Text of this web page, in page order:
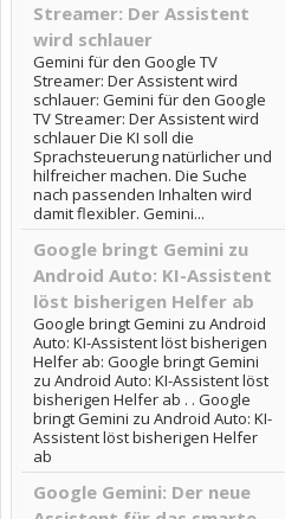
Streamer: Der Assistent
wird schlauer
Gemini für den Google TV
Streamer: Der Assistent wird
schlauer: Gemini für den Google
TV Streamer: Der Assistent wird
schlauer Die KI soll die
Sprachsteuerung natürlicher und
hilfreicher machen. Die Suche
nach passenden Inhalten wird
damit flexibler. Gemini...
Google bringt Gemini zu
Android Auto: KI-Assistent
löst bisherigen Helfer ab
Google bringt Gemini zu Android
Auto: KI-Assistent löst bisherigen
Helfer ab: Google bringt Gemini
zu Android Auto: KI-Assistent löst
bisherigen Helfer ab . . Google
bringt Gemini zu Android Auto: KI-
Assistent löst bisherigen Helfer
ab
Google Gemini: Der neue